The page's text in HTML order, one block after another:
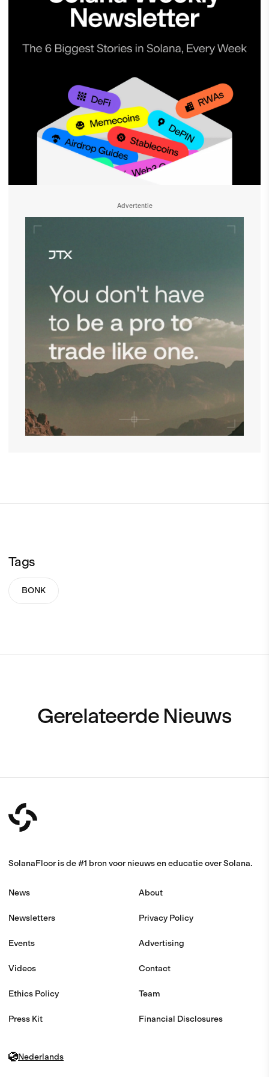
Advertentie
Tags
BONK
Gerelateerde Nieuws
SolanaFloor is de #1 bron voor nieuws en educatie over Solana.
News
Newsletters
Events
Videos
Ethics Policy
Press Kit
About
Privacy Policy
Advertising
Contact
Team
Financial Disclosures
Nederlands